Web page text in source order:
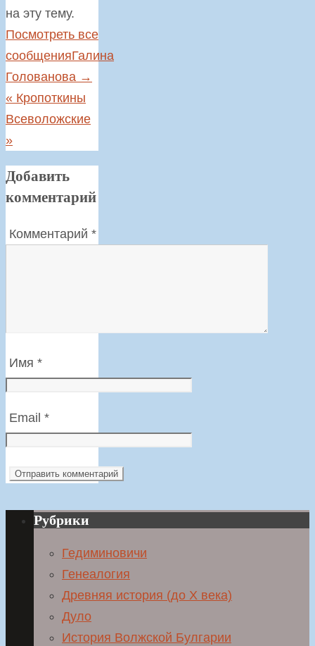
на эту тему.
Посмотреть все
сообщенияГалина
Голованова →
« Кропоткины
Всеволожские
»
Добавить
комментарий
Комментарий *
Имя *
Email *
Рубрики
Гедиминовичи
Генеалогия
Древняя история (до X века)
Дуло
История Волжской Булгарии